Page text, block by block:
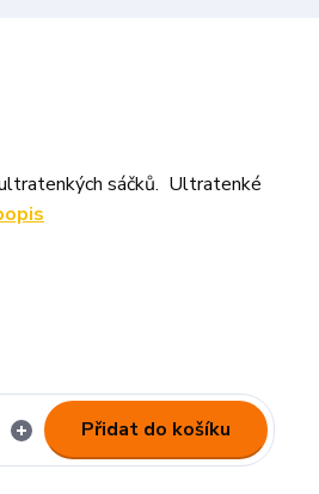
sáčků. Ultratenké
Přidat do košíku